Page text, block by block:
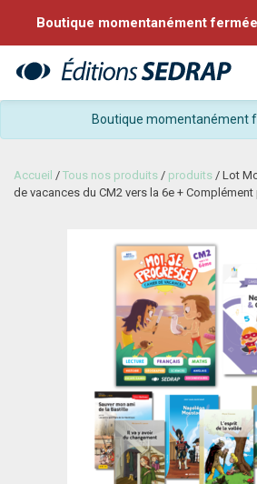
Boutique momentanément
Boutique momentanément
Accueil / Tous nos produits / produits / Lot
de vacances du CM2 vers la 6e +